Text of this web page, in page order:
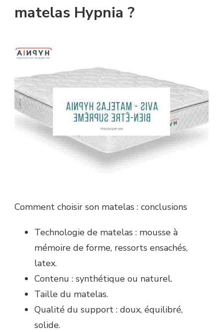
matelas Hypnia ?
Comment choisir son matelas : conclusions
Technologie de matelas : mousse à
mémoire de forme, ressorts ensachés,
latex.
Contenu : synthétique ou naturel.
Taille du matelas.
Qualité du support : doux, équilibré,
solide.